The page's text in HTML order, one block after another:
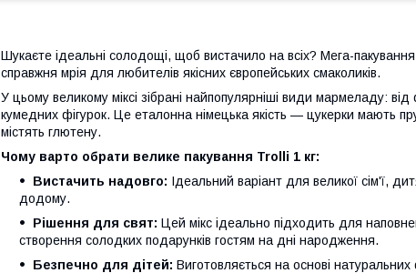
Шукаєте ідеальні солодощі, щоб вистачило на всіх? Мега-
справжня мрія для любителів якісних європейських смаколиків.
У цьому великому міксі зібрані найпопулярніші види мармеладу:
кумедних фігурок. Це еталонна німецька якість — цукерки мають
містять глютену.
Чому варто обрати велике пакування Trolli 1 кг:
Вистачить надовго: Ідеальний варіант для великої сім'ї,
додому.
Рішення для свят: Цей мікс ідеально підходить для
створення солодких подарунків гостям на дні народження.
Безпечно для дітей: Виготовляється на основі